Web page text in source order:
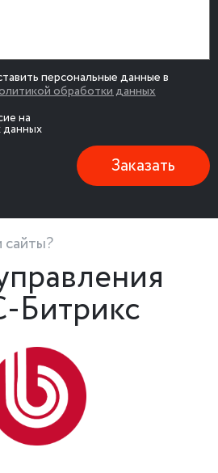
персональные данные в
обработки данных
на
данных
Заказать
Битрикс